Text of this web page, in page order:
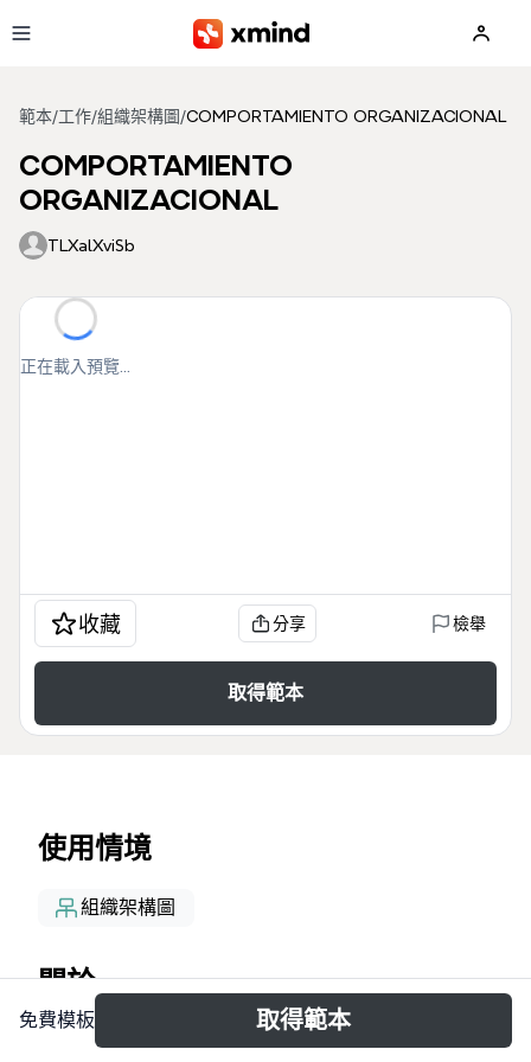
範本/工作/組織架構圖 /COMPORTAMIENTO ORGANIZACIONAL
COMPORTAMIENTO
ORGANIZACIONAL
TLXalXviSb
正在載入預覽...
收藏 分享 檢舉
取得範本
使用情境
組織架構圖
關於
El mapa mental de Comportamiento Organizacional
免費模板 取得範本